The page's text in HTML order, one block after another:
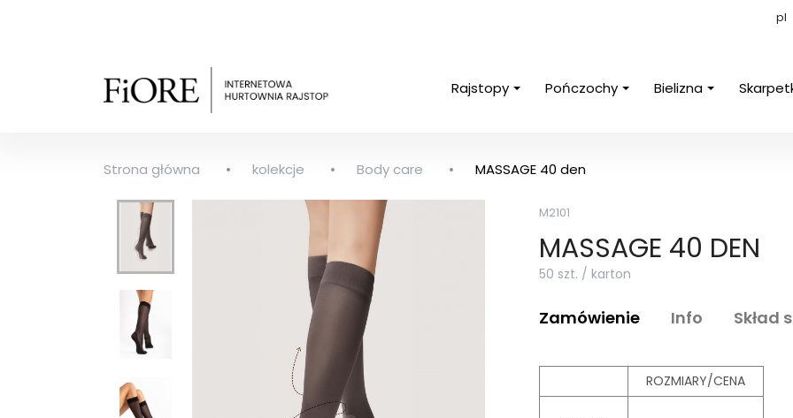
pl
Rajstopy Pończochy Bielizna
Strona główna kolekcje Body care MASSAGE 40 den
M2101
MASSAGE 40 DEN
50 szt. / karton
Zamówienie Info Skład
ROZMIARY/CENA